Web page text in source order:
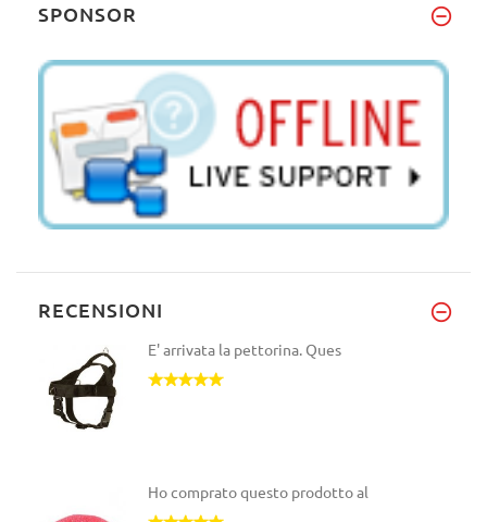
SPONSOR
RECENSIONI
E' arrivata la pettorina. Ques
Ho comprato questo prodotto al